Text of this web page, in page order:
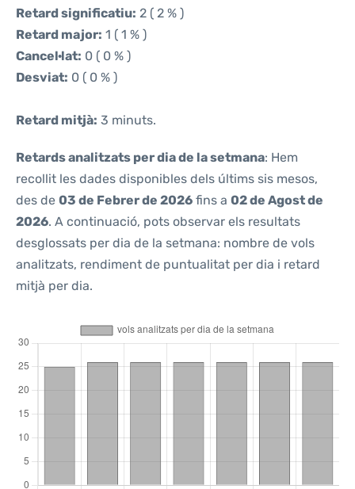
Retard significatiu: 2 ( 2 % )
Retard major: 1 ( 1 % )
Cancel·lat: 0 ( 0 % )
Desviat: 0 ( 0 % )
Retard mitjà: 3 minuts.
Retards analitzats per dia de la setmana: Hem
recollit les dades disponibles dels últims sis mesos,
des de 03 de Febrer de 2026 fins a 02 de Agost de
2026. A continuació, pots observar els resultats
desglossats per dia de la setmana: nombre de vols
analitzats, rendiment de puntualitat per dia i retard
mitjà per dia.